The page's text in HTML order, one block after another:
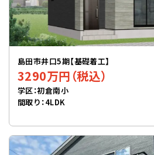
島田市井口5期【基礎着工】
3290万円（税込）
学区：初倉南小
間取り：4LDK